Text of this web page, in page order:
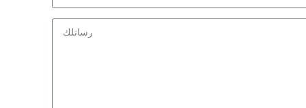
Arabia
+966